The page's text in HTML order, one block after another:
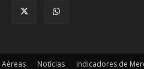
Aéreas Notícias Indicadores de